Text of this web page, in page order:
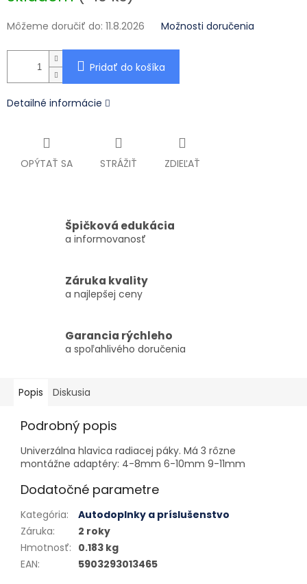
Môžeme doručiť do: 11.8.2026 Možnosti doručenia
Pridať do košíka
Detailné informácie
OPÝTAŤ SA STRÁŽIŤ ZDIEĽAŤ
Špičková edukácia
a informovanosť
Záruka kvality
a najlepšej ceny
Garancia rýchleho
a spoľahlivého doručenia
Popis Diskusia
Podrobný popis
Univerzálna hlavica radiacej páky. Má 3 rôzne
montážne adaptéry: 4-8mm 6-10mm 9-11mm
Dodatočné parametre
Kategória:
Autodoplnky a príslušenstvo
Záruka:
2 roky
Hmotnosť: 0.183 kg
EAN: 5903293013465